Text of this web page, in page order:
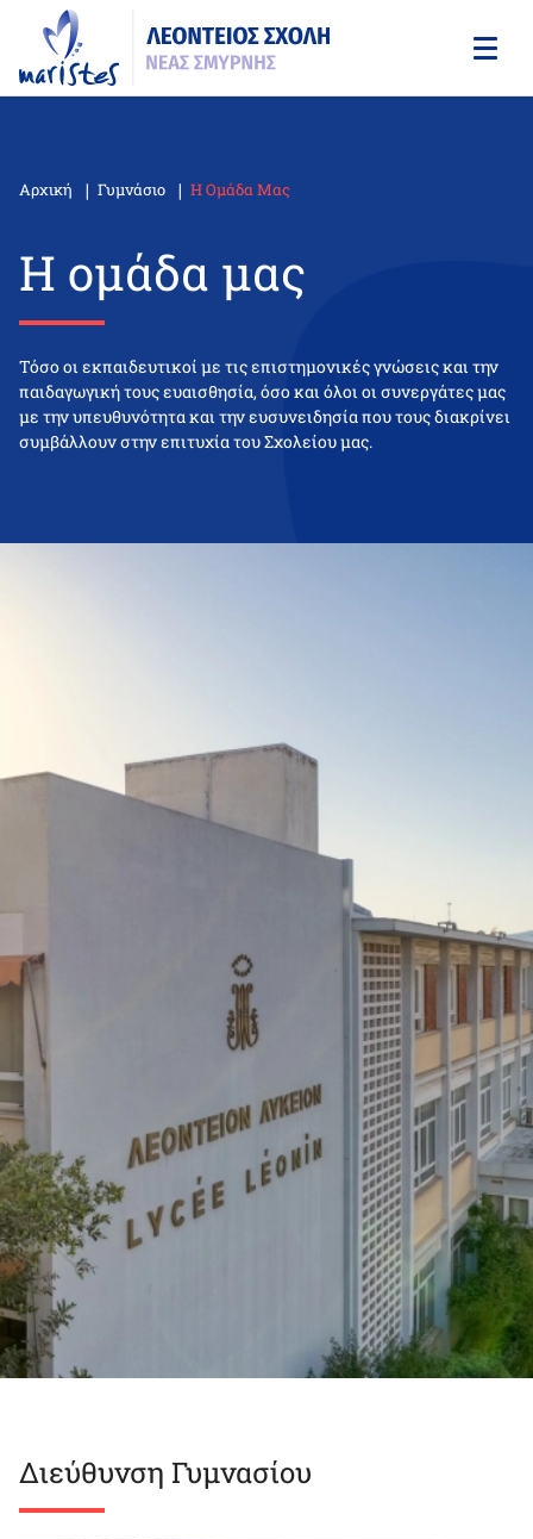
content
Breadcrumb
Αρχική Γυμνάσιο Η Ομάδα Μας
Η ομάδα μας
Τόσο οι εκπαιδευτικοί με τις επιστημονικές γνώσεις και την
παιδαγωγική τους ευαισθησία, όσο και όλοι οι συνεργάτες μας
με την υπευθυνότητα και την ευσυνειδησία που τους διακρίνει
συμβάλλουν στην επιτυχία του Σχολείου μας.
Διεύθυνση Γυμνασίου